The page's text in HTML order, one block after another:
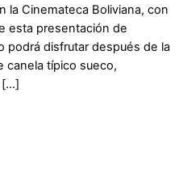
la Cinemateca Boliviana, con
esta presentación de
podrá disfrutar después de la
canela típico sueco,
[…]